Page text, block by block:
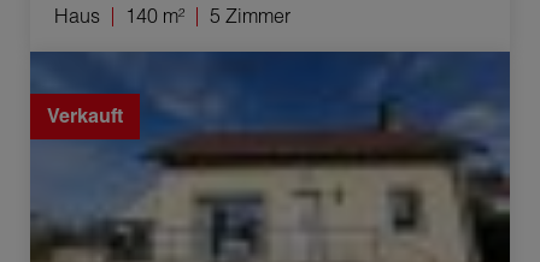
Haus 140 m² 5 Zimmer
Verkauft